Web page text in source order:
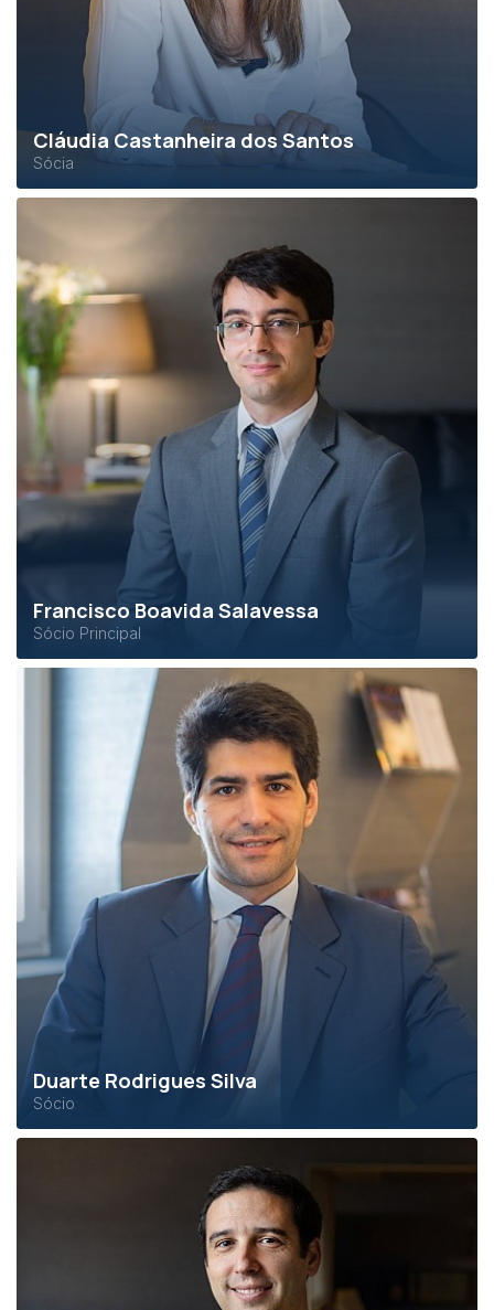
Cláudia Castanheira dos Santos
Sócia
Francisco Boavida Salavessa
Sócio Principal
Duarte Rodrigues Silva
Sócio